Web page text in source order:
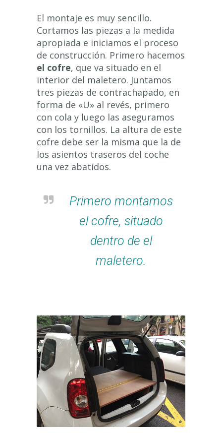
El montaje es muy sencillo.
Cortamos las piezas a la medida
apropiada e iniciamos el proceso
de construcción. Primero hacemos
el cofre, que va situado en el
interior del maletero. Juntamos
tres piezas de contrachapado, en
forma de «U» al revés, primero
con cola y luego las aseguramos
con los tornillos. La altura de este
cofre debe ser la misma que la de
los asientos traseros del coche
una vez abatidos.
Primero montamos
el cofre, situado
dentro de el
maletero.